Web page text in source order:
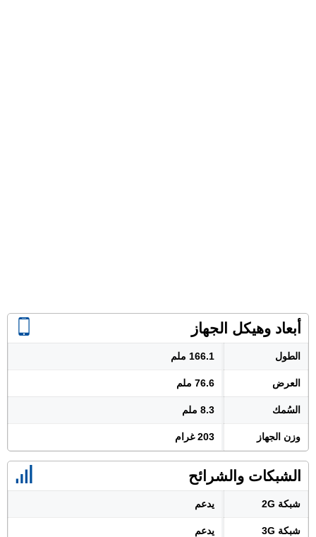
أبعاد وهيكل الجهاز
الطول 166.1 ملم
العرض 76.6 ملم
السُمك 8.3 ملم
وزن الجهاز 203 غرام
الشبكات والشرائح
شبكة 2G يدعم
شبكة 3G يدعم